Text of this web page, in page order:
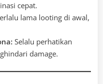
cepat.
lama looting di awal,
Selalu perhatikan
damage.